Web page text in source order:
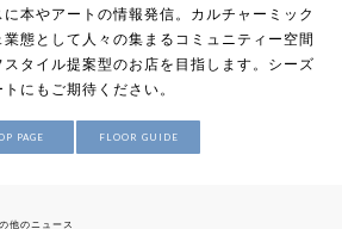
に本やアートの情報発信。カルチャーミック
態として人々の集まるコミュニティー空間
タイル提案型のお店を目指します。シーズ
にもご期待ください。
PAGE FLOOR GUIDE
他のニュース